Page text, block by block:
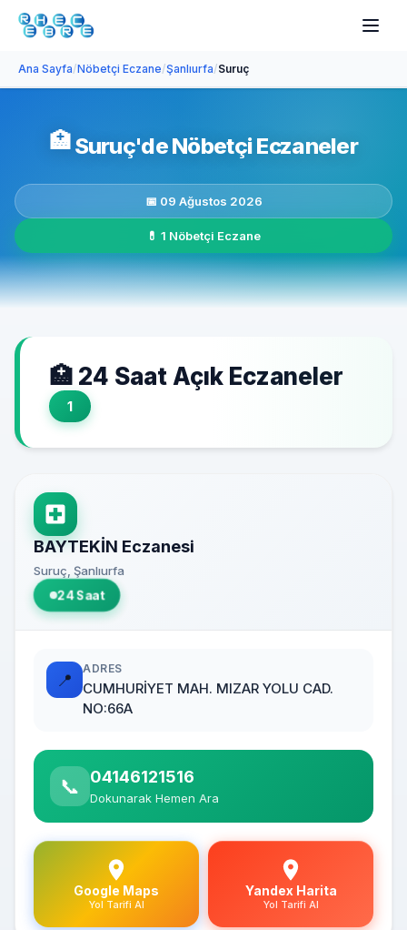
Ana Sayfa/Nöbetçi Eczane/Şanlıurfa/Suruç
🏥Suruç'de Nöbetçi Eczaneler
📅 09 Ağustos 2026
💊 1 Nöbetçi Eczane
🏥 24 Saat Açık Eczaneler
1
BAYTEKİN Eczanesi
Suruç, Şanlıurfa
24 Saat
📍
ADRES
CUMHURİYET MAH. MIZAR YOLU CAD.
NO:66A
📞 04146121516
Dokunarak Hemen Ara
Google Maps
Yol Tarifi Al
Yandex Harita
Yol Tarifi Al